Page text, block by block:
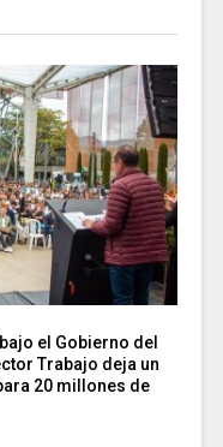
el Gobierno del
Trabajo deja un
20 millones de